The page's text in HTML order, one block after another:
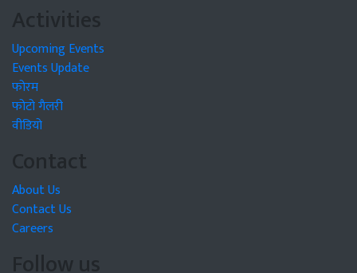
Activities
Upcoming Events
Events Update
फोरम
फोटो गैलरी
वीडियो
Contact
About Us
Contact Us
Careers
Follow us